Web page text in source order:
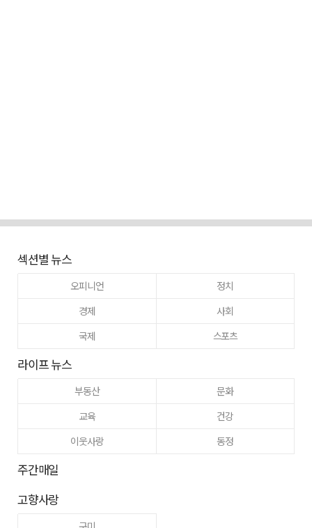
섹션별 뉴스
오피니언
정치
경제
사회
국제
스포츠
라이프 뉴스
부동산
문화
교육
건강
이웃사랑
동정
주간매일
고향사랑